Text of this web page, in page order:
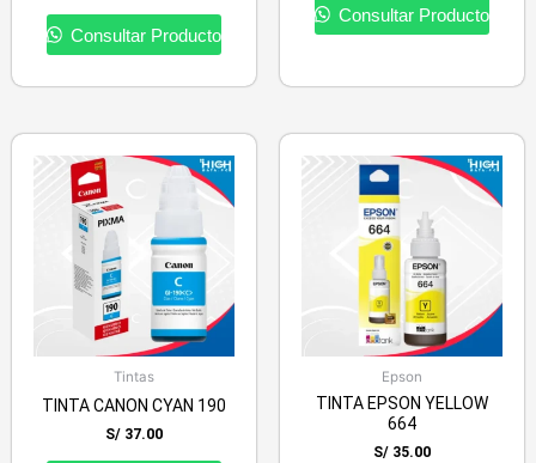
Consultar Producto
Consultar Producto
Tintas
TINTA CANON CYAN 190
S/ 37.00
Epson
TINTA EPSON YELLOW
664
S/ 35.00